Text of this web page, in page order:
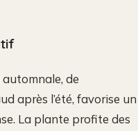
de
après l’été, favorise un
La plante profite des